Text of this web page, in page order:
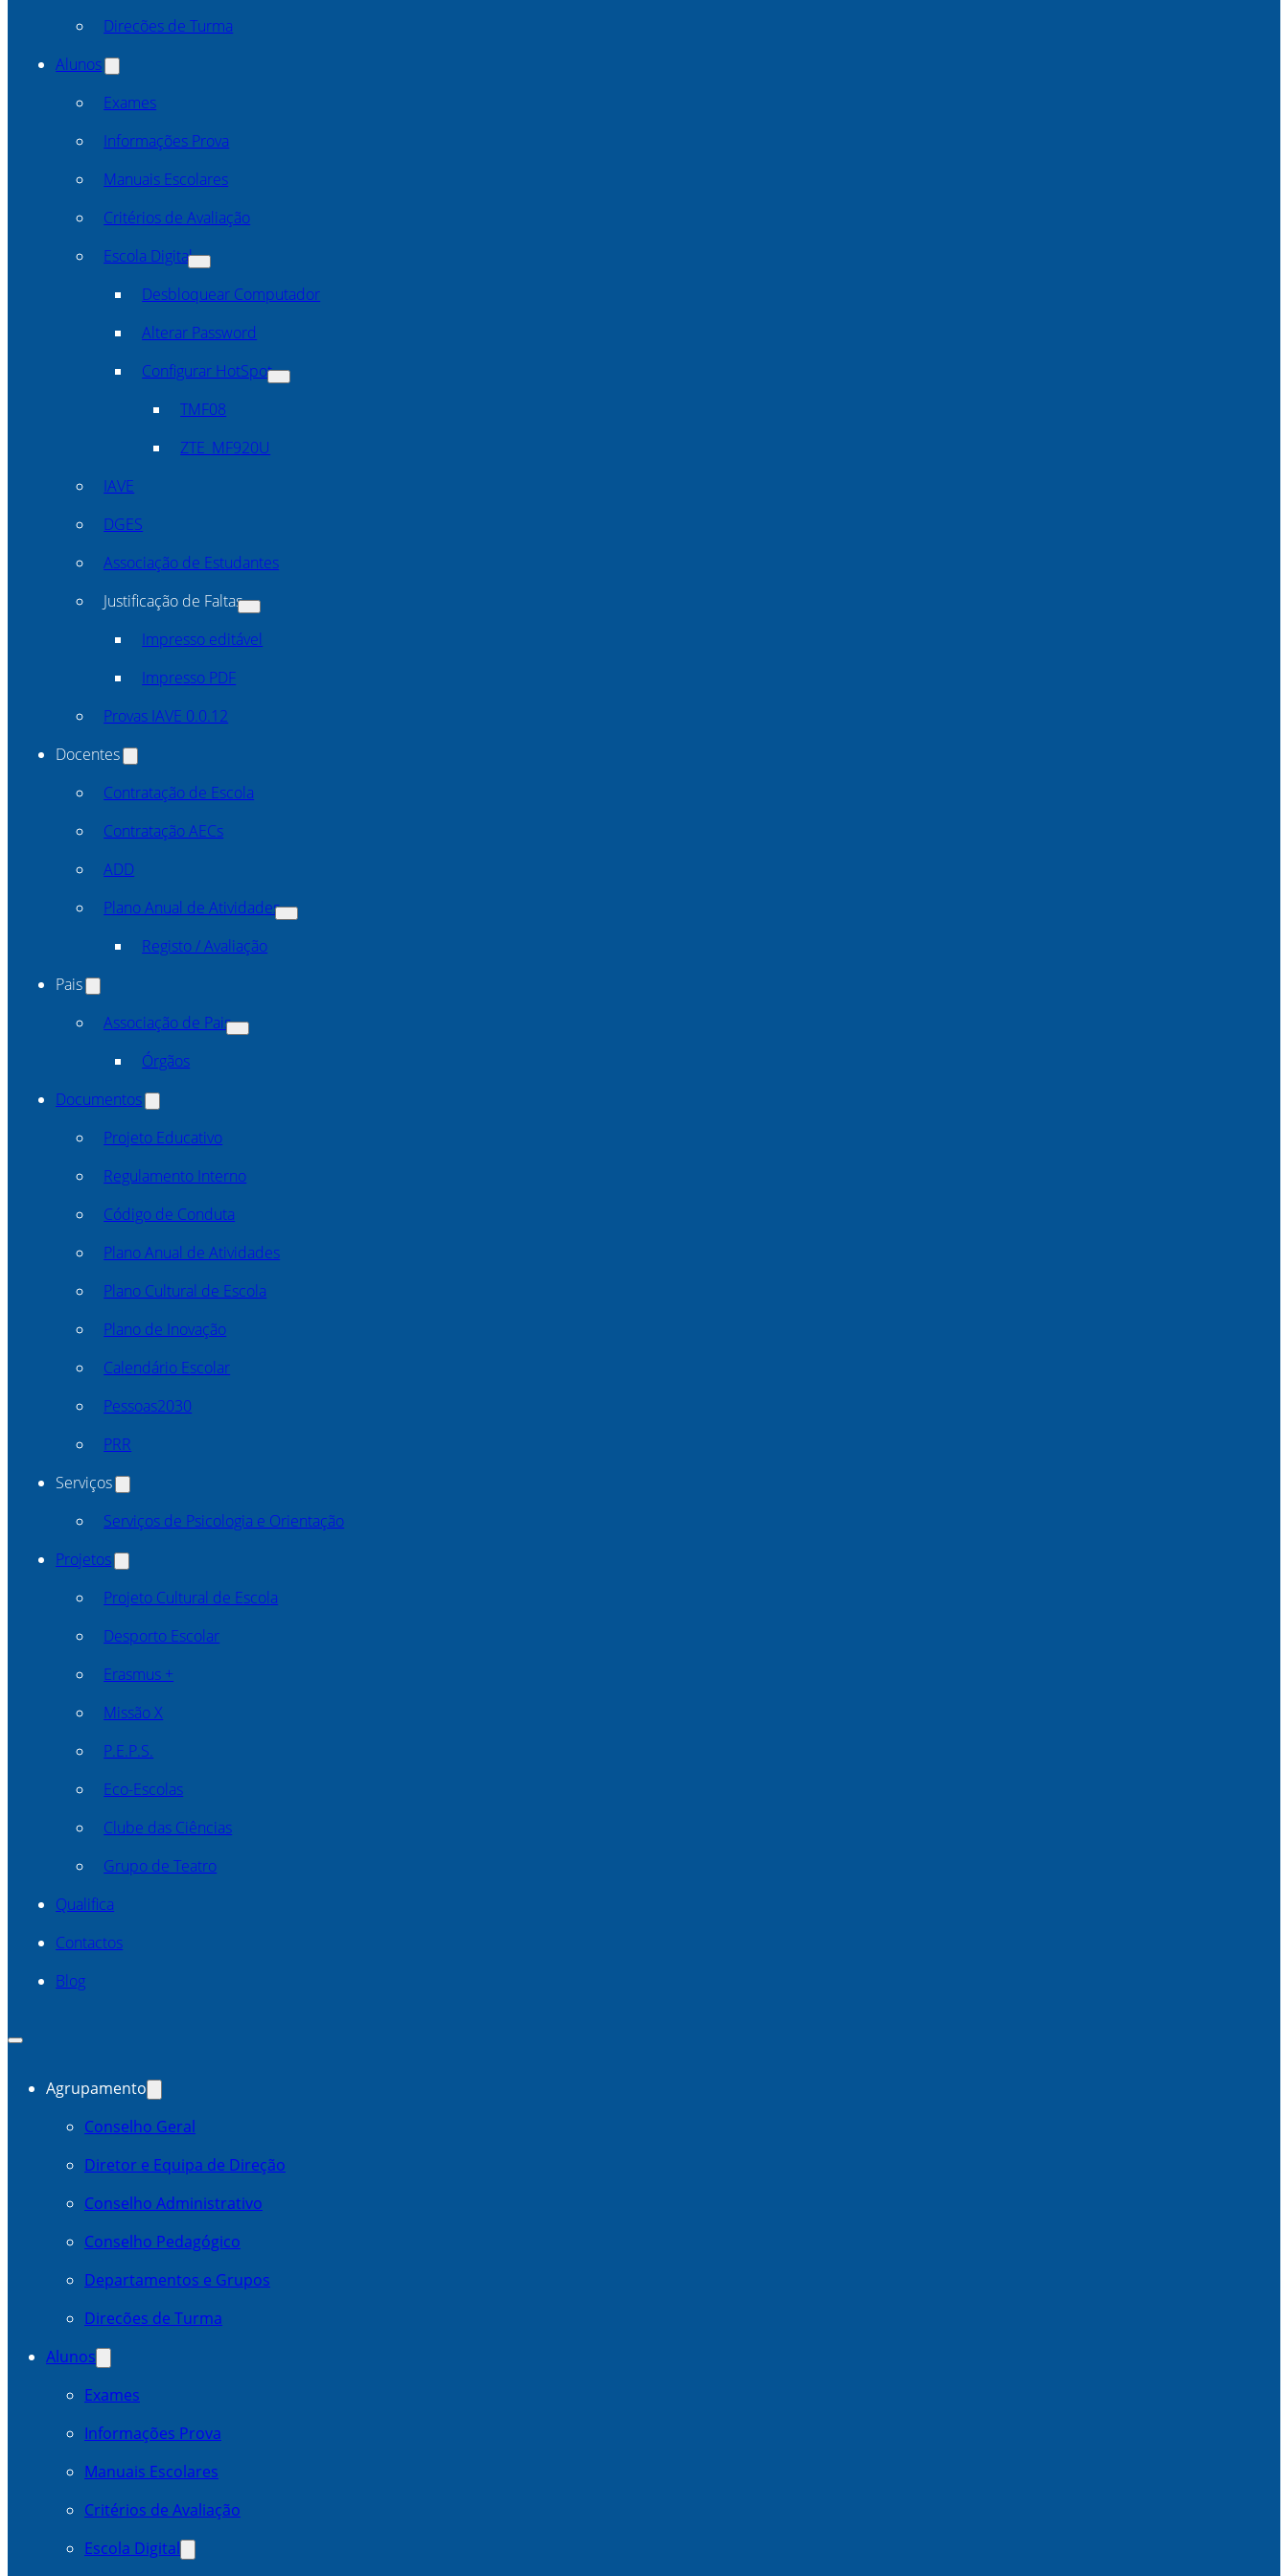
Direcões de Turma
Alunos
Exames
Informações Prova
Manuais Escolares
Critérios de Avaliação
Escola Digital
Desbloquear Computador
Alterar Password
Configurar HotSpot
TMF08
ZTE_MF920U
IAVE
DGES
Associação de Estudantes
Justificação de Faltas
Impresso editável
Impresso PDF
Provas IAVE 0.0.12
Docentes
Contratação de Escola
Contratação AECs
ADD
Plano Anual de Atividades
Registo / Avaliação
Pais
Associação de Pais
Órgãos
Documentos
Projeto Educativo
Regulamento Interno
Código de Conduta
Plano Anual de Atividades
Plano Cultural de Escola
Plano de Inovação
Calendário Escolar
Pessoas2030
PRR
Serviços
Serviços de Psicologia e Orientação
Projetos
Projeto Cultural de Escola
Desporto Escolar
Erasmus +
Missão X
P.E.P.S.
Eco-Escolas
Clube das Ciências
Grupo de Teatro
Qualifica
Contactos
Blog
Agrupamento
Conselho Geral
Diretor e Equipa de Direção
Conselho Administrativo
Conselho Pedagógico
Departamentos e Grupos
Direcões de Turma
Alunos
Exames
Informações Prova
Manuais Escolares
Critérios de Avaliação
Escola Digital